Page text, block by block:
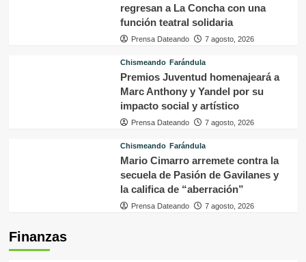
regresan a La Concha con una
función teatral solidaria
Prensa Dateando 7 agosto, 2026
Chismeando Farándula
Premios Juventud homenajeará a
Marc Anthony y Yandel por su
impacto social y artístico
Prensa Dateando 7 agosto, 2026
Chismeando Farándula
Mario Cimarro arremete contra la
secuela de Pasión de Gavilanes y
la califica de “aberración”
Prensa Dateando 7 agosto, 2026
Finanzas